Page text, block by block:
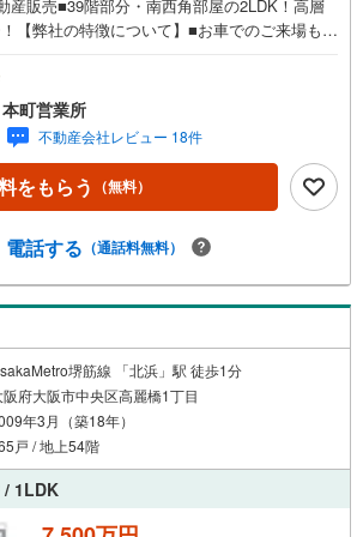
産販売■39階部分・南西角部屋の2LDK！高層
【弊社の特徴について】■お車でのご来場も可
お声がけください。■キッズスペースもござい
さなお子様がいらっしゃるご家庭もお気軽の
い！＝＝＝＝＝＝＝＝＝＝＝＝＝＝＝＝＝＝
＝＝＝＝＝＝【営業時間 10:00～19:00】（定
火曜日・水曜日も営業しております。上記時間
繋がりやすくなっております。ぜひお気軽にご
）」ボタンよりご希望の日時をご記入いただけ
＝＝＝＝＝＝＝＝＝＝＝＝＝＝＝■リフォーム
リフォーム担当と一緒に現地見学を行い、その
ームのご提案等をさせていただきます！■物件管
使えば、ネットに掲載されていない物件のご
す！
町営業所
不動産会社レビュー 18件
をもらう （無料）
電話する （通話料無料）
堺筋線 「北浜」駅 徒歩1分
阪府大阪市中央区高麗橋1丁目
年3月（築18年）
戸 / 地上54階
/ 1LDK